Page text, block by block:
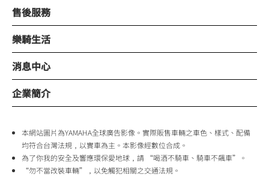
售後服務
樂騎生活
消息中心
企業簡介
本網站圖片為YAMAHA全球廣告影像。實際販售車輛之車色、樣式、配備
均符合台灣法規，以實車為主。本影像經數位合成。
為了你我的安全及響應環保愛地球，請 “喝酒不騎車、騎車不飆車”。
“勿不當改裝車輛”，以免觸犯相關之交通法規。